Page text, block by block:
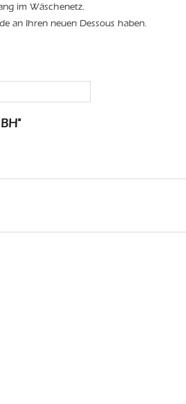
im Wäschenetz.
an Ihren neuen Dessous haben.